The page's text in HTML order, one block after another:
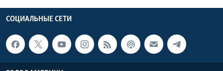
СОЦИАЛЬНЫЕ СЕТИ